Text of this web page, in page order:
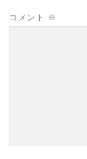
コメント ※